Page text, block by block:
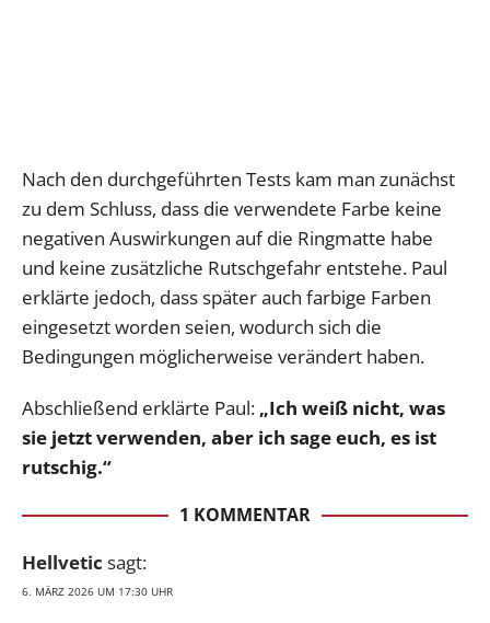
Nach den durchgeführten Tests kam man zunächst
zu dem Schluss, dass die verwendete Farbe keine
negativen Auswirkungen auf die Ringmatte habe
und keine zusätzliche Rutschgefahr entstehe. Paul
erklärte jedoch, dass später auch farbige Farben
eingesetzt worden seien, wodurch sich die
Bedingungen möglicherweise verändert haben.
Abschließend erklärte Paul: „Ich weiß nicht, was
sie jetzt verwenden, aber ich sage euch, es ist
rutschig.“
1 KOMMENTAR
Hellvetic sagt:
6. MÄRZ 2026 UM 17:30 UHR